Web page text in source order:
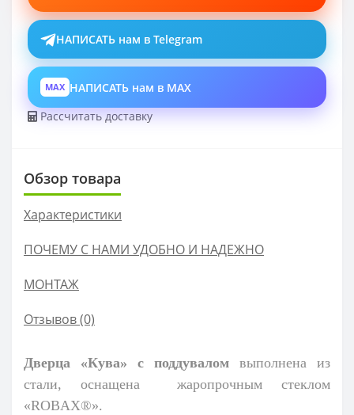
НАПИСАТЬ нам в Telegram
MAX НАПИСАТЬ нам в MAX
Рассчитать доставку
Обзор товара
Характеристики
ПОЧЕМУ С НАМИ УДОБНО И НАДЕЖНО
МОНТАЖ
Отзывов (0)
Дверца «Кува» с поддувалом выполнена из
стали, оснащена жаропрочным стеклом
«ROBAX®».